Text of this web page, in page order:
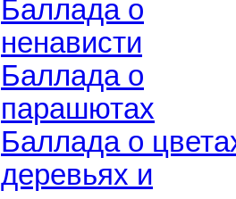
Баллада о
ненависти
Баллада о
парашютах
Баллада о
деревьях и